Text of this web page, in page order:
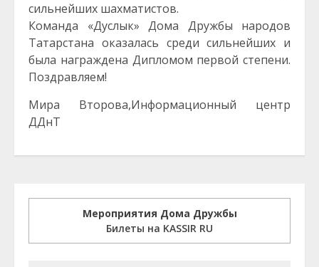
сильнейших шахматистов.
Команда «Дуслык» Дома Дружбы народов
Татарстана оказалась среди сильнейших и
была награждена Дипломом первой степени.
Поздравляем!
Мира Второва,Информационный центр
ДДнТ
Мероприятия Дома Дружбы
Билеты на KASSIR RU